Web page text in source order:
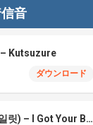
音
– Kutsuzure
ダウンロード
ILLIT (아일릿) – I Got Your Back